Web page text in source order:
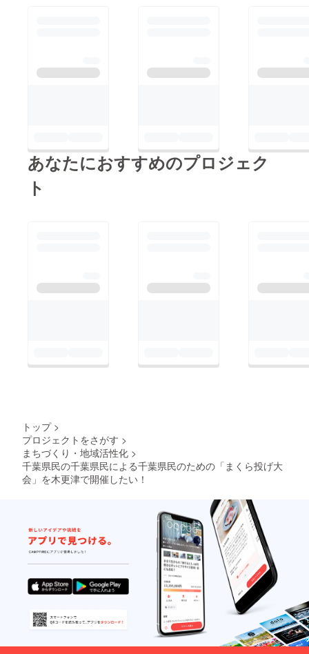
あなたにおすすめのプロジェク
ト
トップ >
プロジェクトをさがす >
まちづくり・地域活性化 >
千葉県民の千葉県民による千葉県民のための「まくら投げ大
会」を木更津で開催したい！